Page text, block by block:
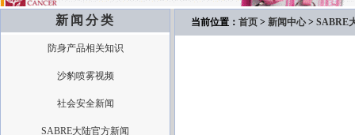
新闻分类
防身产品相关知识
沙豹喷雾视频
社会安全新闻
SABRE大陆官方新闻
当前位置： 首页 > 新闻中心> SABRE